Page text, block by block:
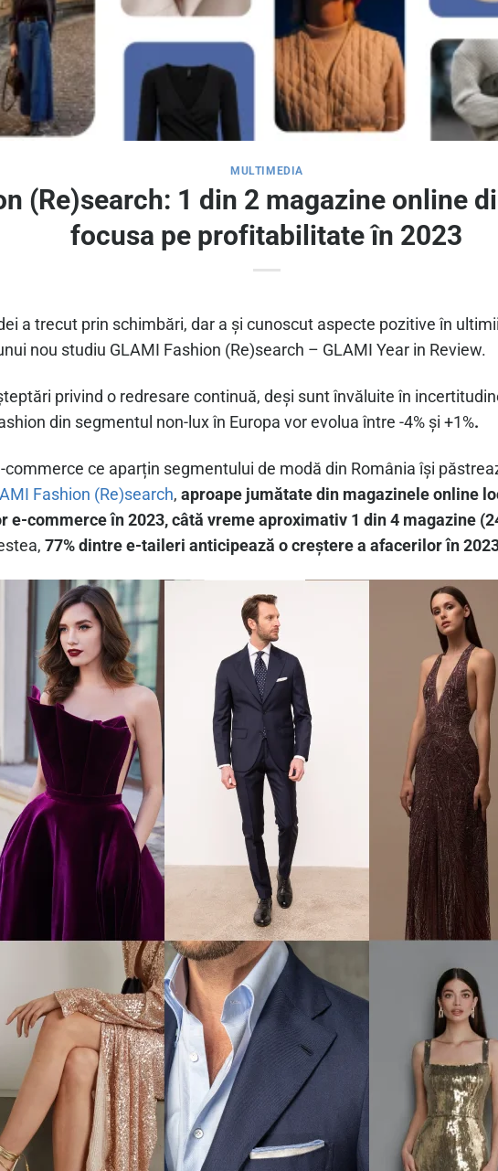
MULTIMEDIA
(Re)search: 1 din 2 magazine online
focusa pe profitabilitate în 2023
a trecut prin schimbări, dar a și cunoscut aspecte pozitive în
nou studiu GLAMI Fashion (Re)search – GLAMI Year in Review.
privind o redresare continuă, deși sunt învăluite în
din segmentul non-lux în Europa vor evolua între -4% și +1%.
ce aparțin segmentului de modă din România își
Fashion (Re)search, aproape jumătate din magazinele online
commerce în 2023, câtă vreme aproximativ 1 din 4 magazine
77% dintre e-taileri anticipează o creștere a afacerilor în